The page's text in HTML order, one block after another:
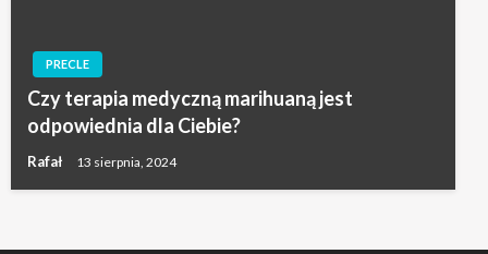
PRECLE
Czy terapia medyczną marihuaną jest
odpowiednia dla Ciebie?
Rafał 13 sierpnia, 2024